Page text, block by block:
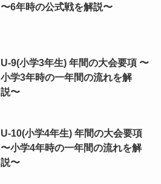
〜6年時の公式戦を解説〜
U-9(小学3年生) 年間の大会要項 〜
小学3年時の一年間の流れを解
説〜
U-10(小学4年生) 年間の大会要項
〜小学4年時の一年間の流れを解
説〜